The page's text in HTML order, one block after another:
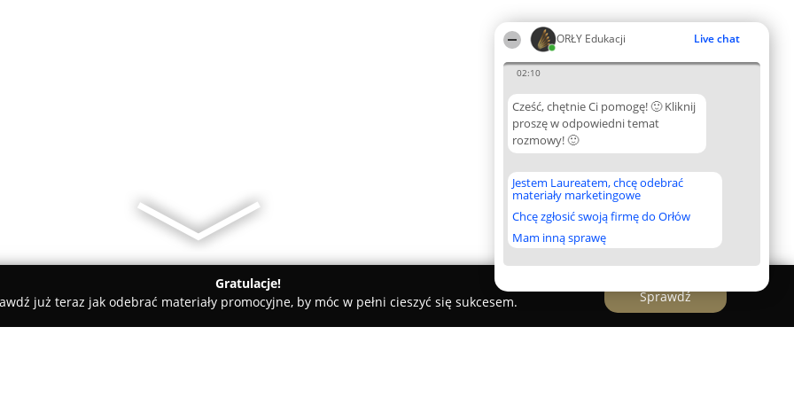
ORŁY Edukacji Live chat
02:10
Cześć, chętnie Ci pomogę! 🙂 Kliknij
proszę w odpowiedni temat
rozmowy! 🙂
Jestem Laureatem, chcę odebrać
materiały marketingowe
Chcę zgłosić swoją firmę do Orłów
Mam inną sprawę
Gratulacje!
już teraz jak odebrać materiały promocyjne, by móc w pełni cieszyć się sukcesem.
Sprawdź